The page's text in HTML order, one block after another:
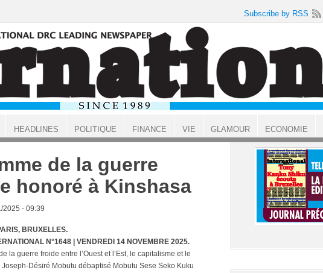
de la guerre
honoré à Kinshasa
2025 - 09:39
BRUXELLES.
N°1648 | VENDREDI 14 NOVEMBRE 2025.
la guerre froide entre l’Ouest et l’Est, le capitalisme et le
Désiré Mobutu débaptisé Mobutu Sese Seko Kuku
Subscribe by RSS
HEADLINES POLITIQUE FINANCE VIE GLAMOUR ECONOMIE